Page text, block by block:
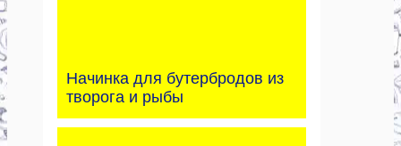
Начинка для бутербродов из
творога и рыбы